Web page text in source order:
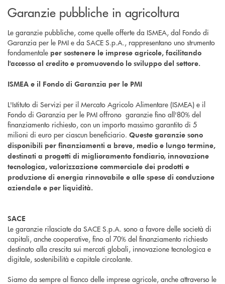
Garanzie pubbliche in agricoltura
Le garanzie pubbliche, come quelle offerte da ISMEA, dal Fondo di
Garanzia per le PMI e da SACE S.p.A., rappresentano uno strumento
fondamentale per sostenere le imprese agricole, facilitando
l'accesso al credito e promuovendo lo sviluppo del settore.
ISMEA e il Fondo di Garanzia per le PMI
L'Istituto di Servizi per il Mercato Agricolo Alimentare (ISMEA) e il
Fondo di Garanzia per le PMI offrono garanzie fino all'80% del
finanziamento richiesto, con un importo massimo garantito di 5
milioni di euro per ciascun beneficiario. Queste garanzie sono
disponibili per finanziamenti a breve, medio e lungo termine,
destinati a progetti di miglioramento fondiario, innovazione
tecnologica, valorizzazione commerciale dei prodotti e
produzione di energia rinnovabile e alle spese di conduzione
aziendale e per liquidità.
SACE
Le garanzie rilasciate da SACE S.p.A. sono a favore delle società di
capitali, anche cooperative, fino al 70% del finanziamento richiesto
destinato alla crescita sui mercati globali, innovazione tecnologica e
digitale, sostenibilità e capitale circolante.
Siamo da sempre al fianco delle imprese agricole, anche attraverso le